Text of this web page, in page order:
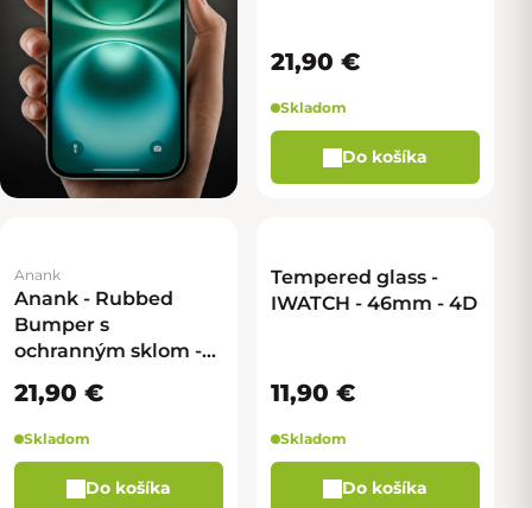
21,90 €
Skladom
Do košíka
Anank
Anank - Rubbed
Bumper s
ochranným sklom -
(Series 10) - čierna
21,90 €
Skladom
Do košíka
Tempered glass -
IWATCH - 46mm - 4D
11,90 €
Skladom
Do košíka